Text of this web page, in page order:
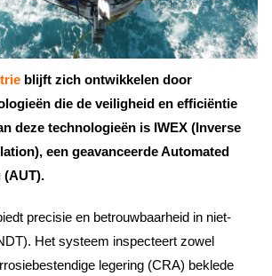
blijft zich ontwikkelen door
die de veiligheid en efficiëntie
deze technologieën is IWEX (Inverse
een geavanceerde Automated
(AUT).
precisie en betrouwbaarheid in niet-
Het systeem inspecteert zowel
legering (CRA) beklede